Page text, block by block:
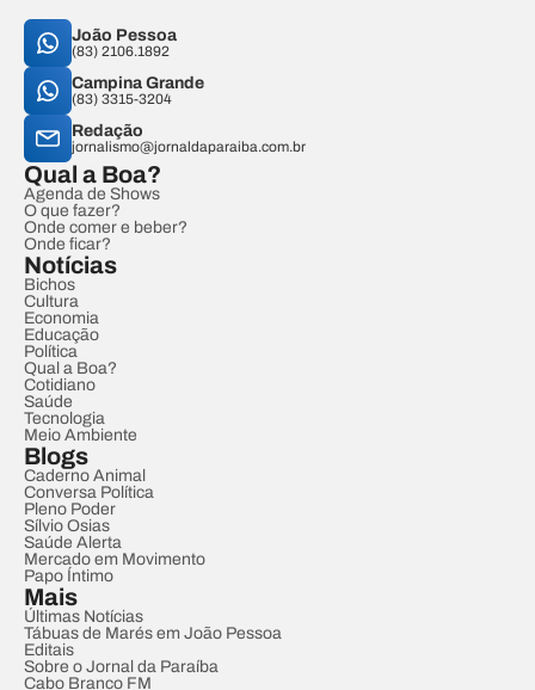
João Pessoa
(83) 2106.1892
Campina Grande
(83) 3315-3204
Redação
jornalismo@jornaldaparaiba.com.br
Qual a Boa?
Agenda de Shows
O que fazer?
Onde comer e beber?
Onde ficar?
Notícias
Bichos
Cultura
Economia
Educação
Política
Qual a Boa?
Cotidiano
Saúde
Tecnologia
Meio Ambiente
Blogs
Caderno Animal
Conversa Política
Pleno Poder
Sílvio Osias
Saúde Alerta
Mercado em Movimento
Papo Íntimo
Mais
Últimas Notícias
Tábuas de Marés em João Pessoa
Editais
Sobre o Jornal da Paraíba
Cabo Branco FM